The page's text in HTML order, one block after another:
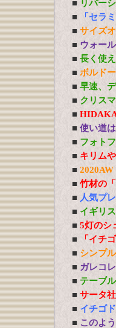
■ リバー
■
「セラ
■ サイズ
■ ウォー
■ 長く使
■ ボルド
■ 早速、
■ クリス
■
■ 使い道
■ フォト
■ キリム
■
■ 竹材の
■ 人気プ
■ イギリ
■ 5灯のシ
■ 「イチ
■ シンプ
■ ガレコ
■ テーブ
■ サータ
■ イチゴ
■ このよ